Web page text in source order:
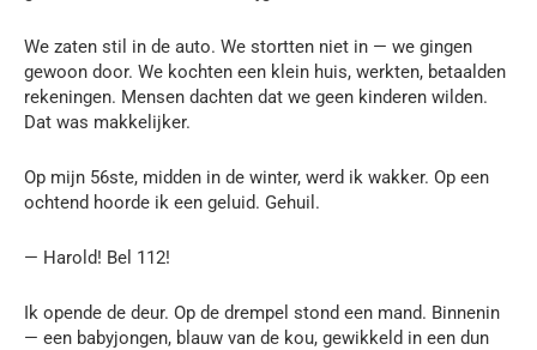
We zaten stil in de auto. We stortten niet in — we gingen
gewoon door. We kochten een klein huis, werkten, betaalden
rekeningen. Mensen dachten dat we geen kinderen wilden.
Dat was makkelijker.
Op mijn 56ste, midden in de winter, werd ik wakker. Op een
ochtend hoorde ik een geluid. Gehuil.
— Harold! Bel 112!
Ik opende de deur. Op de drempel stond een mand. Binnenin
— een babyjongen, blauw van de kou, gewikkeld in een dun